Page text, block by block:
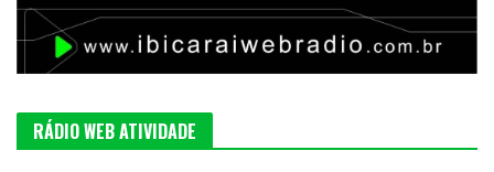
RÁDIO WEB ATIVIDADE